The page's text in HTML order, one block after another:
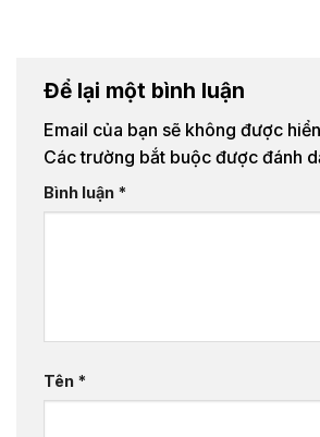
Để lại một bình luận
Email của bạn sẽ không được
Các trường bắt buộc được đánh
Bình luận *
Tên *